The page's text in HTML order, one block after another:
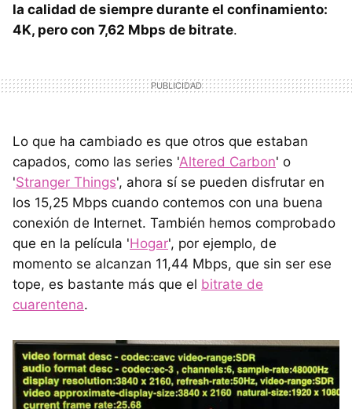
la calidad de siempre durante el confinamiento:
4K, pero con 7,62 Mbps de bitrate.
Lo que ha cambiado es que otros que estaban
capados, como las series 'Altered Carbon' o
'Stranger Things', ahora sí se pueden disfrutar en
los 15,25 Mbps cuando contemos con una buena
conexión de Internet. También hemos comprobado
que en la película 'Hogar', por ejemplo, de
momento se alcanzan 11,44 Mbps, que sin ser ese
tope, es bastante más que el bitrate de
cuarentena.